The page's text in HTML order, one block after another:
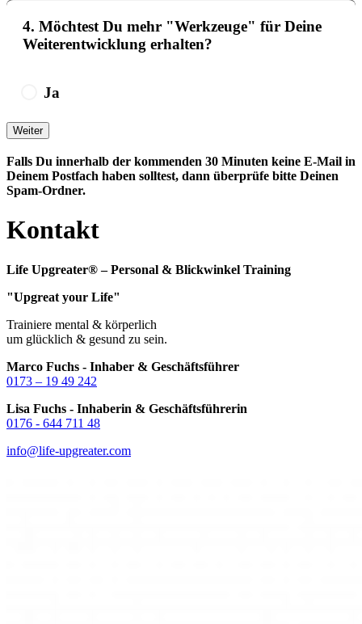
4. Möchtest Du mehr "Werkzeuge" für Deine
Weiterentwicklung erhalten?
Ja
Falls Du innerhalb der kommenden 30 Minuten keine E-Mail in
Deinem Postfach haben solltest, dann überprüfe bitte Deinen
Spam-Ordner.
Kontakt
Life Upgreater® – Personal & Blickwinkel Training
"Upgreat your Life"
Trainiere mental & körperlich
um glücklich & gesund zu sein.
Marco Fuchs - Inhaber & Geschäftsführer
0173 – 19 49 242
Lisa Fuchs - Inhaberin & Geschäftsführerin
0176 - 644 711 48
info@life-upgreater.com